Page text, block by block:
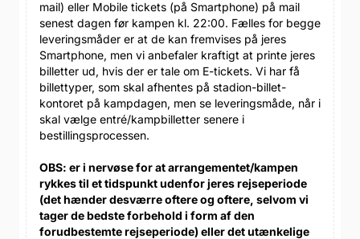
mail) eller Mobile tickets (på Smartphone) på mail
senest dagen før kampen kl. 22:00. Fælles for begge
leveringsmåder er at de kan fremvises på jeres
Smartphone, men vi anbefaler kraftigt at printe jeres
billetter ud, hvis der er tale om E-tickets. Vi har få
billettyper, som skal afhentes på stadion-billet-
kontoret på kampdagen, men se leveringsmåde, når i
skal vælge entré/kampbilletter senere i
bestillingsprocessen.
OBS: er i nervøse for at arrangementet/kampen
rykkes til et tidspunkt udenfor jeres rejseperiode
(det hænder desværre oftere og oftere, selvom vi
tager de bedste forbehold i form af den
forudbestemte rejseperiode) eller det utænkelige